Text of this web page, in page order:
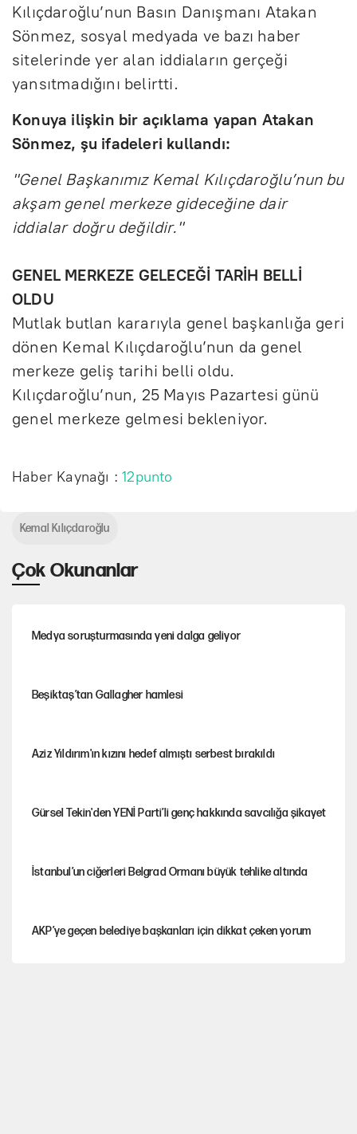
Kılıçdaroğlu’nun Basın Danışmanı Atakan
Sönmez, sosyal medyada ve bazı haber
sitelerinde yer alan iddiaların gerçeği
yansıtmadığını belirtti.
Konuya ilişkin bir açıklama yapan Atakan
Sönmez, şu ifadeleri kullandı:
"Genel Başkanımız Kemal Kılıçdaroğlu’nun bu
akşam genel merkeze gideceğine dair
iddialar doğru değildir."
GENEL MERKEZE GELECEĞİ TARİH BELLİ
OLDU
Mutlak butlan kararıyla genel başkanlığa geri
dönen Kemal Kılıçdaroğlu’nun da genel
merkeze geliş tarihi belli oldu.
Kılıçdaroğlu’nun, 25 Mayıs Pazartesi günü
genel merkeze gelmesi bekleniyor.
Haber Kaynağı :12punto
Çok Okunanlar
Medya soruşturmasında yeni dalga geliyor
Beşiktaş’tan Gallagher hamlesi
Aziz Yıldırım'ın kızını hedef almıştı serbest bırakıldı
Gürsel Tekin'den YENİ Parti’li genç hakkında savcılığa şikayet
İstanbul’un ciğerleri Belgrad Ormanı büyük tehlike altında
AKP’ye geçen belediye başkanları için dikkat çeken yorum
Kemal Kılıçdaroğlu